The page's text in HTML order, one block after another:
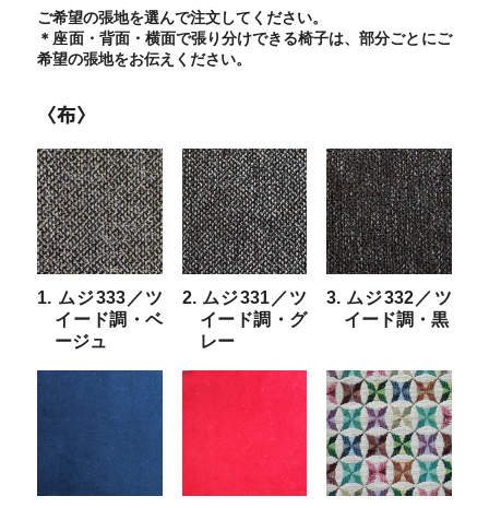
ご希望の張地を選んで注文してください。
＊座面・背面・横面で張り分けできる椅子は、部分ごとにご
希望の張地をお伝えください。
〈布〉
1. ムジ333／ツ
イード調・ベ
ージュ
2. ムジ331／ツ
イード調・グ
レー
3. ムジ332／ツ
イード調・黒